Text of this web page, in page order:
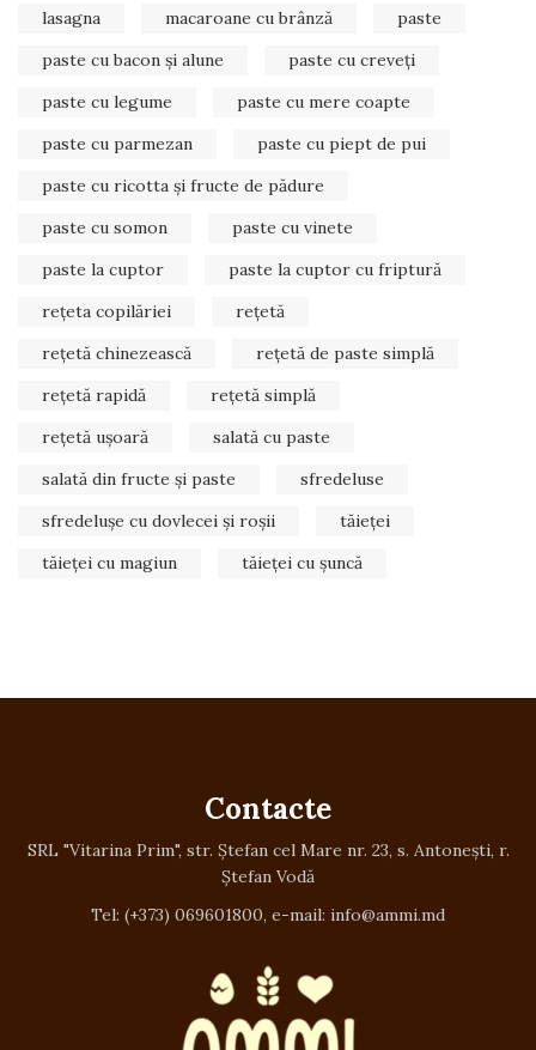
lasagna
macaroane cu brânză
paste
paste cu bacon și alune
paste cu creveți
paste cu legume
paste cu mere coapte
paste cu parmezan
paste cu piept de pui
paste cu ricotta și fructe de pădure
paste cu somon
paste cu vinete
paste la cuptor
paste la cuptor cu friptură
rețeta copilăriei
rețetă
rețetă chinezească
rețetă de paste simplă
rețetă rapidă
rețetă simplă
rețetă ușoară
salată cu paste
salată din fructe și paste
sfredeluse
sfredelușe cu dovlecei și roșii
tăieței
tăieței cu magiun
tăieței cu șuncă
Contacte
SRL "Vitarina Prim", str. Ștefan cel Mare nr. 23, s. Antonești, r.
Ștefan Vodă
Tel: (+373) 069601800, e-mail: info@ammi.md